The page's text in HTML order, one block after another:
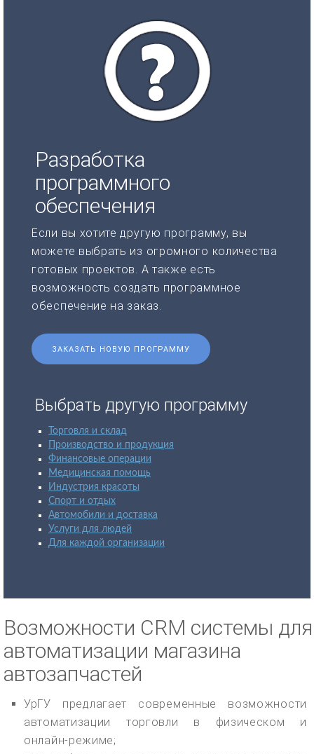
Разработка
программного
обеспечения
Если вы хотите другую программу, вы
можете выбрать из огромного количества
готовых проектов. А также есть
возможность создать программное
обеспечение на заказ.
ЗАКАЗАТЬ НОВУЮ ПРОГРАММУ
Выбрать другую программу
Торговля и склад
Производство и продукция
Финансовые операции
Медицинская помощь
Индустрия красоты
Спорт и отдых
Автомобили и доставка
Услуги для людей
Для каждой организации
Возможности CRM системы для
автоматизации магазина
автозапчастей
УрГУ предлагает современные возможности
автоматизации торговли в физическом и
онлайн-режиме;